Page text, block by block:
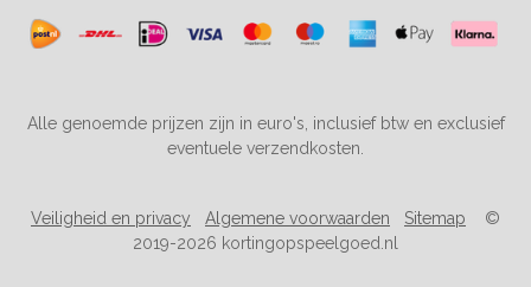
Alle genoemde prijzen zijn in euro's, inclusief btw en exclusief
eventuele verzendkosten.
Veiligheid en privacy Algemene voorwaarden Sitemap ©
2019-2026 kortingopspeelgoed.nl